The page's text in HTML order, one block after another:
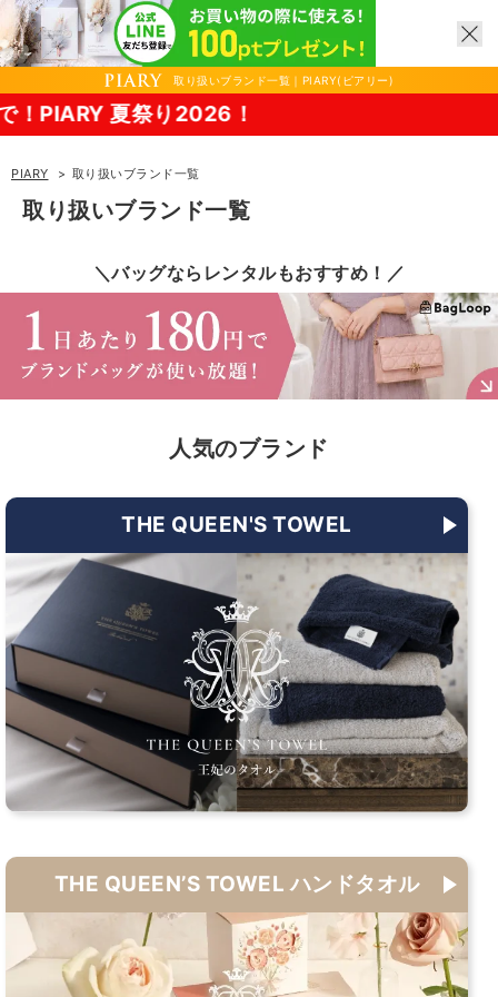
取り扱いブランド一覧｜PIARY(ピアリー)
8/17(月)まで！PIARY 夏
PIARY 取り扱いブランド一覧
取り扱いブランド一覧
＼バッグならレンタルもおすすめ！／
人気のブランド
THE QUEEN'S TOWEL
THE QUEEN’S TOWEL ハンドタオル